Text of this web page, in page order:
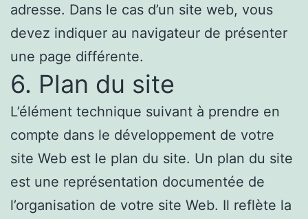
adresse. Dans le cas d’un site web, vous
devez indiquer au navigateur de présenter
une page différente.
6. Plan du site
L’élément technique suivant à prendre en
compte dans le développement de votre
site Web est le plan du site. Un plan du site
est une représentation documentée de
l’organisation de votre site Web. Il reflète la